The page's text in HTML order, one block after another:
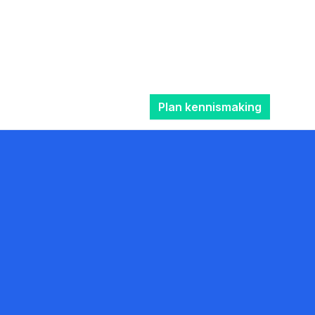
Plan kennismaking